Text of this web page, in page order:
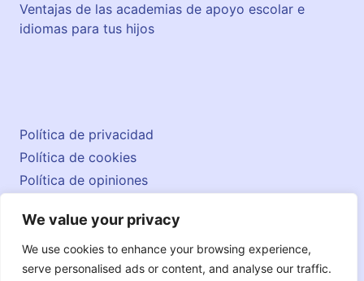
We value your privacy
We use cookies to enhance your browsing experience,
serve personalised ads or content, and analyse our traffic.
Ventajas de las academias de apoyo escolar e
idiomas para tus hijos
© 2026 englishatlas.es
Política de privacidad
Política de cookies
Política de opiniones
Contacto